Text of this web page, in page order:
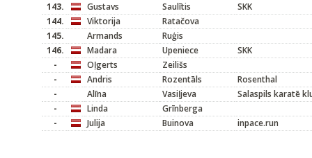
143.
Gustavs Saulītis
SKK
144.
Viktorija
Ratačova
145.
Armands
Ruģis
146.
Madara Upeniece
SKK
-
Oļgerts
Zeilišs
-
Andris Rozentāls
Rosenthal
-
Alīna Vasiļjeva
Salaspils karatē
-
Linda
Grīnberga
-
Julija Buinova inpace.run